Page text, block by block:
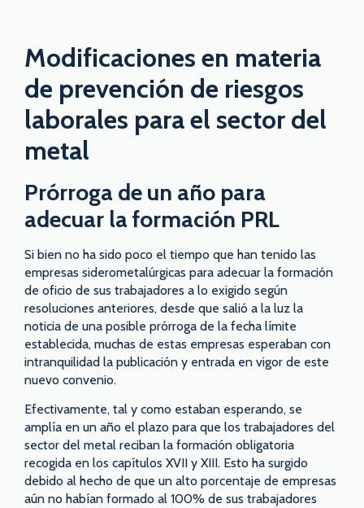
Modificaciones en materia
de prevención de riesgos
laborales para el sector del
metal
Prórroga de un año para
adecuar la formación PRL
Si bien no ha sido poco el tiempo que han tenido las
empresas siderometalúrgicas para adecuar la formación
de oficio de sus trabajadores a lo exigido según
resoluciones anteriores, desde que salió a la luz la
noticia de una posible prórroga de la fecha límite
establecida, muchas de estas empresas esperaban con
intranquilidad la publicación y entrada en vigor de este
nuevo convenio.
Efectivamente, tal y como estaban esperando, se
amplía en un año el plazo para que los trabajadores del
sector del metal reciban la formación obligatoria
recogida en los capítulos XVII y XIII. Esto ha surgido
debido al hecho de que un alto porcentaje de empresas
aún no habían formado al 100% de sus trabajadores